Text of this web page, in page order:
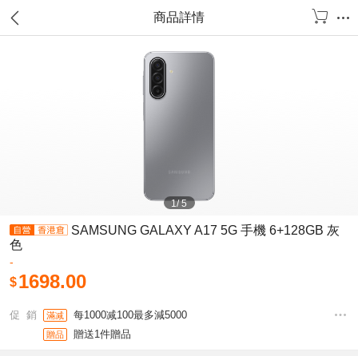
商品詳情
1/5
SAMSUNG GALAXY A17 5G 手機 6+128GB 灰
色
-
$1698.00
促 銷 滿减 每1000减100最多減5000
贈品 贈送1件贈品